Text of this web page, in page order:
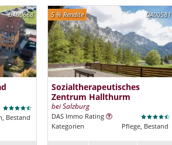
DA00668
Bestand
DA00581
5 % Rendite
Sozialtherapeutisches
Zentrum Hallthurm
bei Salzburg
DAS Immo Rating
Kategorien
Pflege, Bestand